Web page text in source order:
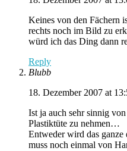
Keines von den Fächern
rechts noch im Bild zu
würd ich das Ding dann
Reply
Blubb
18. Dezember 2007 at
Ist ja auch sehr sinnig
Plastiktüte zu nehmen…
Entweder wird das ganze
muss noch einmal von